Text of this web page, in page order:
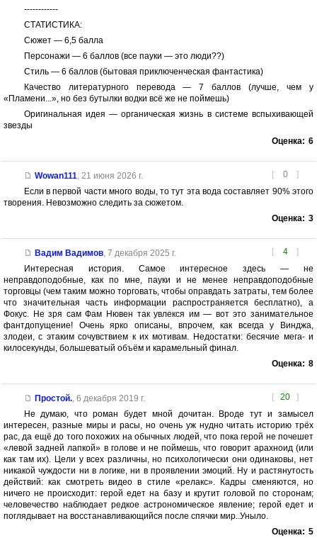
------------
СТАТИСТИКА:
Сюжет — 6,5 балла
Персонажи — 6 баллов (все пауки — это люди??)
Стиль — 6 баллов (бытовая приключенческая фантастика)
Качество литературного перевода — 7 баллов (лучше, чем у
«Пламени...», но без бутылки водки всё же не поймешь)
Оригинальная идея — органическая жизнь в системе вспыхивающей
звезды
Оценка: 6
[ 0 ]
Wowan111, 21 июня 2026 г.
Если в первой части много воды, то тут эта вода составляет 90% этого
творения. Невозможно следить за сюжетом.
Оценка: 3
[ 4 ]
Вадим Вадимов, 7 декабря 2025 г.
Интересная история. Самое интересное здесь — не
неправдоподобные, как по мне, пауки и не менее неправдоподобные
торговцы (чем таким можно торговать, чтобы оправдать затраты, тем более
что значительная часть информации распространяется бесплатно), а
Фокус. Не зря сам Фам Нювен так увлекся им — вот это занимательное
фантдопущение! Очень ярко описаны, впрочем, как всегда у Винджа,
злодеи, с этаким сочувствием к их мотивам. Недостатки: бесячие мега- и
килосекунды, большеватый объём и карамельный финал.
Оценка: 8
[ 20 ]
Простой., 6 декабря 2019 г.
Не думаю, что роман будет мной дочитан. Вроде тут и замысел
интересен, разные миры и расы, но очень уж нудно читать историю трёх
рас, да ещё до того похожих на обычных людей, что пока герой не почешет
«левой задней лапкой» в голове и не поймешь, что говорит арахноид (или
как там их). Цели у всех различны, но психологически они одинаковы, нет
никакой чуждости ни в логике, ни в проявлении эмоций. Ну и растянутость
действий: как смотреть видео в стиле «релакс». Кадры сменяются, но
ничего не происходит: герой едет на базу и крутит головой по сторонам;
человечество наблюдает редкое астрономическое явление; герой едет и
поглядывает на восстанавливающийся после спячки мир..Уныло.
Оценка: 5